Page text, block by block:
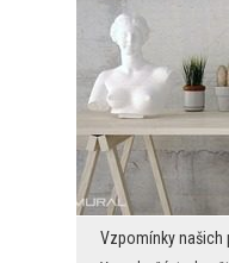
Vzpomínky našich